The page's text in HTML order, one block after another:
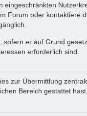
Forum oder kontaktiere
er auf Grund
erforderlich sind.
zur Übermittlung
Bereich gestattet hast.